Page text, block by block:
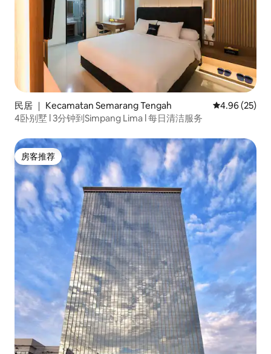
民居 ｜ Kecamatan Semarang Tengah 平均评分
4.96 (25)
4卧别墅 l 3分钟到Simpang Lima l 每日清洁服务
房客推荐
房客推荐